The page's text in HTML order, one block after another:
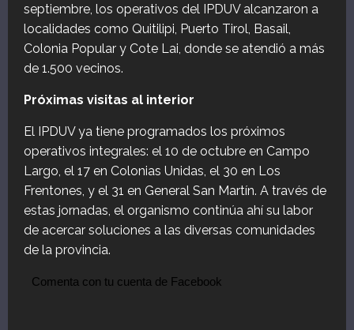
septiembre, los operativos del IPDUV alcanzaron a
localidades como Quitilipi, Puerto Tirol, Basail,
Colonia Popular y Cote Lai, donde se atendió a más
de 1.500 vecinos.
Próximas visitas al interior
El IPDUV ya tiene programados los próximos
operativos integrales: el 10 de octubre en Campo
Largo, el 17 en Colonias Unidas, el 30 en Los
Frentones, y el 31 en General San Martín. A través de
estas jornadas, el organismo continúa ahí su labor
de acercar soluciones a las diversas comunidades
de la provincia.
Comenta con tu cuenta de Facebook